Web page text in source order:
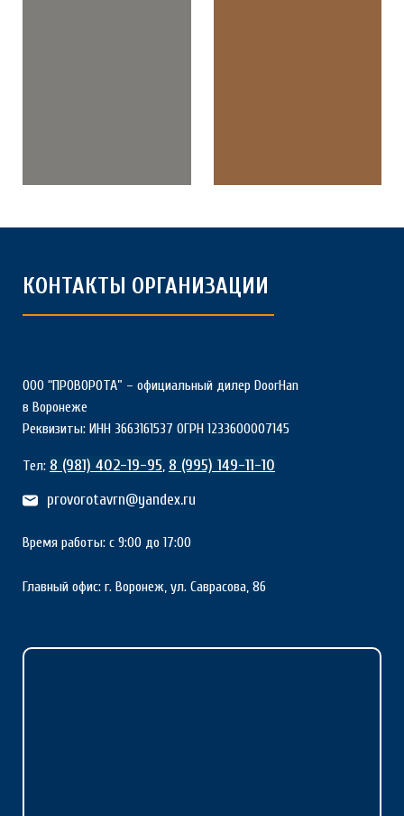
КОНТАКТЫ ОРГАНИЗАЦИИ
ООО “ПРОВОРОТА” – официальный дилер DoorHan
в Воронеже
Реквизиты: ИНН 3663161537 ОГРН 1233600007145
Тел: 8 (981) 402-19-95, 8 (995) 149-11-10
provorotavrn@yandex.ru
Время работы: с 9:00 до 17:00
Главный офис: г. Воронеж, ул. Саврасова, 86